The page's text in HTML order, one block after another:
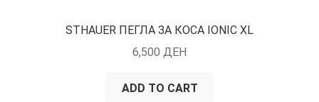
STHAUER ПЕГЛА ЗА КОСА IONIC XL
6,500 ДЕН
ADD TO CART